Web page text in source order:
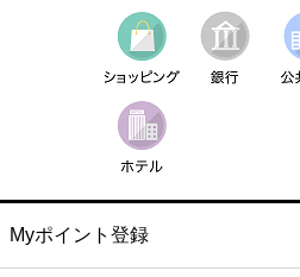
Myポイント登録